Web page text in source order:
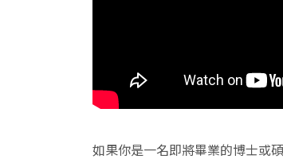
如果你是一名即將畢業的博士或